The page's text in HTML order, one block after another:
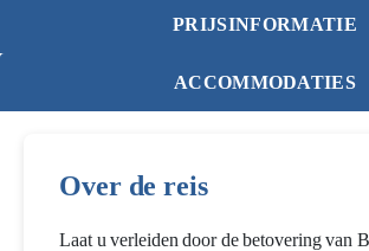
PRIJSINFORMATIE
ACCOMMODATIES
Over de reis
Laat u verleiden door de betovering van